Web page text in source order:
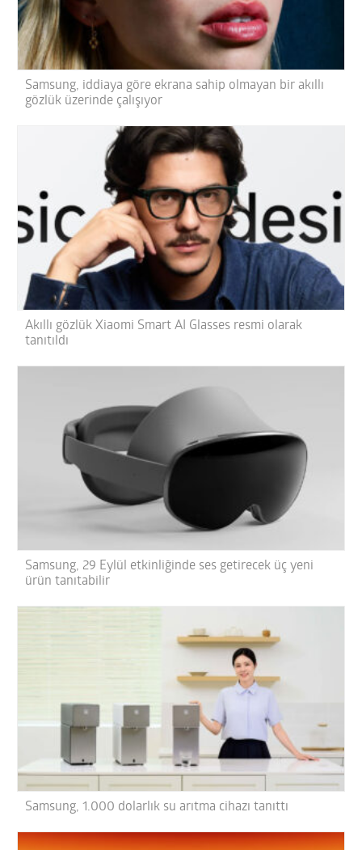
Samsung, iddiaya göre ekrana sahip olmayan bir akıllı
gözlük üzerinde çalışıyor
Akıllı gözlük Xiaomi Smart AI Glasses resmi olarak
tanıtıldı
Samsung, 29 Eylül etkinliğinde ses getirecek üç yeni
ürün tanıtabilir
Samsung, 1.000 dolarlık su arıtma cihazı tanıttı